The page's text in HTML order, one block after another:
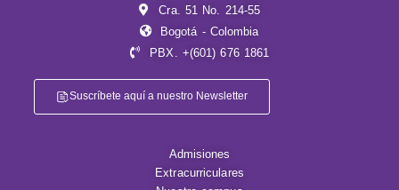
Cra. 51 No. 214-55
Bogotá - Colombia
PBX. +(601) 676 1861
Suscríbete aquí a nuestro Newsletter
Admisiones
Extracurriculares